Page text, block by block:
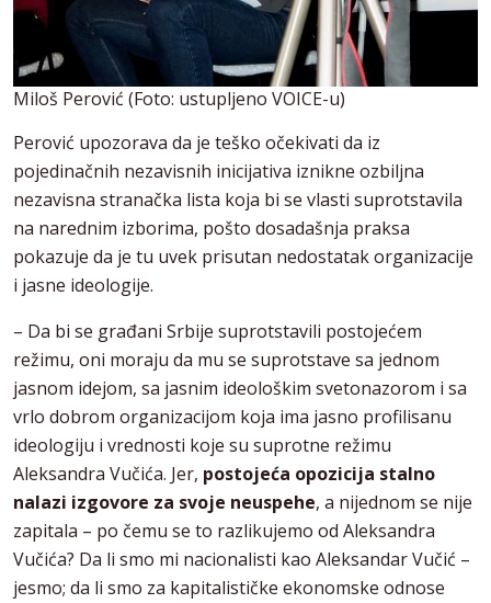
Miloš Perović (Foto: ustupljeno VOICE-u)
Perović upozorava da je teško očekivati da iz
pojedinačnih nezavisnih inicijativa iznikne ozbiljna
nezavisna stranačka lista koja bi se vlasti suprotstavila
na narednim izborima, pošto dosadašnja praksa
pokazuje da je tu uvek prisutan nedostatak organizacije
i jasne ideologije.
– Da bi se građani Srbije suprotstavili postojećem
režimu, oni moraju da mu se suprotstave sa jednom
jasnom idejom, sa jasnim ideološkim svetonazorom i sa
vrlo dobrom organizacijom koja ima jasno profilisanu
ideologiju i vrednosti koje su suprotne režimu
Aleksandra Vučića. Jer, postojeća opozicija stalno
nalazi izgovore za svoje neuspehe, a nijednom se nije
zapitala – po čemu se to razlikujemo od Aleksandra
Vučića? Da li smo mi nacionalisti kao Aleksandar Vučić –
jesmo; da li smo za kapitalističke ekonomske odnose